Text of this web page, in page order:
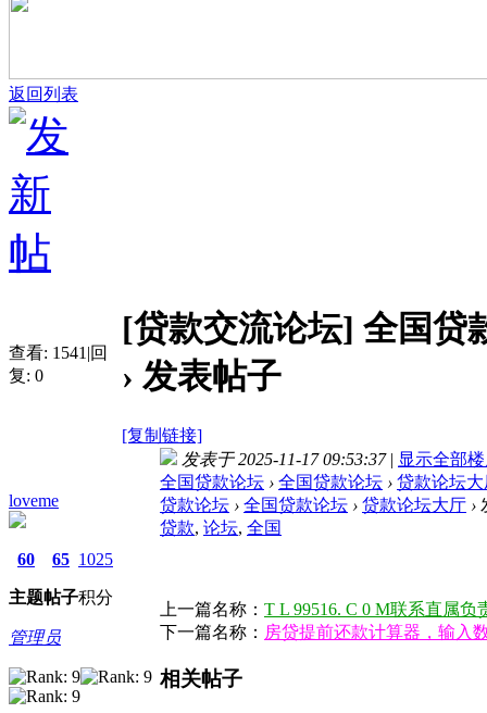
返回列表
查看: 1541 |回
复: 0
[贷款交流论坛] 全国贷
› 发表帖子
[复制链接]
loveme
60
主题
65
帖子
1025
积分
管理员
发表于 2025-11-17 09:53:37 | 显示全部
全国贷款论坛 › 全国贷款论坛 › 贷款论坛大
贷款论坛 › 全国贷款论坛 › 贷款论坛大厅 ›
贷款, 论坛, 全国
上一篇名称： T L 99516. C 0 M联系直属负
下一篇名称： 房贷提前还款计算器，输入
相关帖子